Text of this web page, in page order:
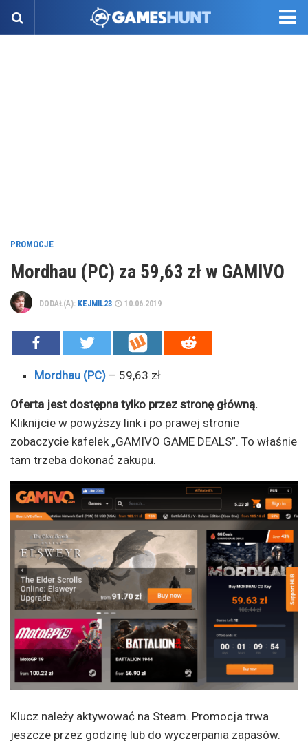
PROMOCJE
Mordhau (PC) za 59,63 zł w GAMIVO
DODAŁ(A): KEJMIL23 10.06.2019
Mordhau (PC) – 59,63 zł
Oferta jest dostępna tylko przez stronę główną.
Kliknijcie w powyższy link i po prawej stronie
zobaczycie kafelek „GAMIVO GAME DEALS”. To właśnie
tam trzeba dokonać zakupu.
Klucz należy aktywować na Steam. Promocja trwa
jeszcze przez godzinę lub do wyczerpania zapasów.